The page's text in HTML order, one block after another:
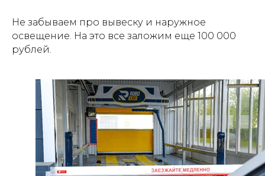
Не забываем про вывеску и наружное
освещение. На это все заложим еще 100 000
рублей.